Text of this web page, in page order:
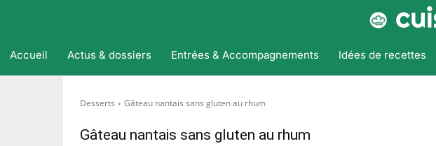
Accueil Actus & dossiers Entrées & Accompagnements Idées de recettes
Desserts Gâteau nantais sans gluten au rhum
Gâteau nantais sans gluten au rhum